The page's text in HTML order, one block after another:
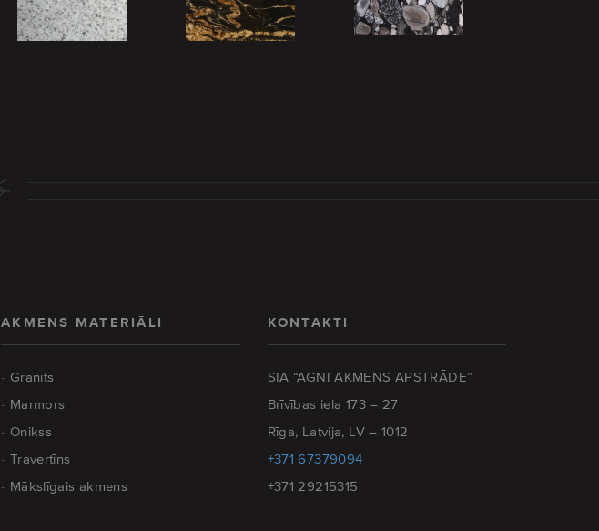
AKMENS MATERIĀLI
Granīts
Marmors
Onikss
Travertīns
Mākslīgais akmens
KONTAKTI
SIA “AGNI AKMENS APSTRĀDE”
Brīvības iela 173 – 27
Rīga, Latvija, LV – 1012
+371 67379094
+371 29215315